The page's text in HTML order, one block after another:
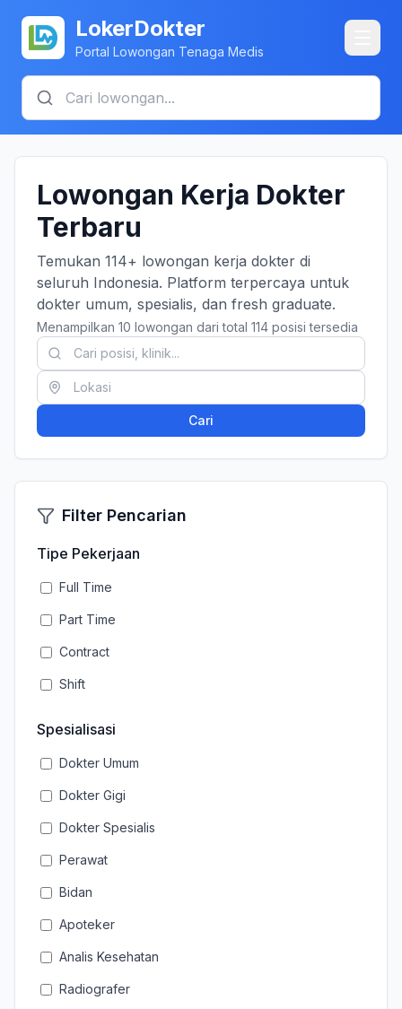
LokerDokter
Portal Lowongan Tenaga Medis
Lowongan Kerja Dokter
Terbaru
Temukan 114+ lowongan kerja dokter di
seluruh Indonesia. Platform terpercaya untuk
dokter umum, spesialis, dan fresh graduate.
Menampilkan 10 lowongan dari total 114 posisi tersedia
Cari
Filter Pencarian
Tipe Pekerjaan
Full Time
Part Time
Contract
Shift
Spesialisasi
Dokter Umum
Dokter Gigi
Dokter Spesialis
Perawat
Bidan
Apoteker
Analis Kesehatan
Radiografer